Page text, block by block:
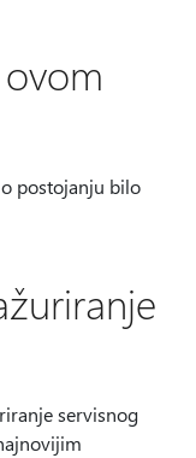
postojanju bilo
servisnog